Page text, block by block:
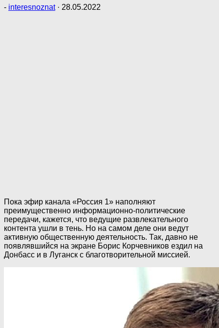
- interesnoznat · 28.05.2022
Пока эфир канала «Россия 1» наполняют
преимущественно информационно-политические
передачи, кажется, что ведущие развлекательного
контента ушли в тень. Но на самом деле они ведут
активную общественную деятельность. Так, давно не
появлявшийся на экране Борис Корчевников ездил на
Донбасс и в Луганск с благотворительной миссией.